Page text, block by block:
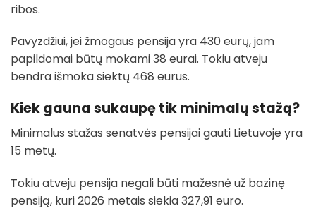
ribos.
Pavyzdžiui, jei žmogaus pensija yra 430 eurų, jam
papildomai būtų mokami 38 eurai. Tokiu atveju
bendra išmoka siektų 468 eurus.
Kiek gauna sukaupę tik minimalų stažą?
Minimalus stažas senatvės pensijai gauti Lietuvoje yra
15 metų.
Tokiu atveju pensija negali būti mažesnė už bazinę
pensiją, kuri 2026 metais siekia 327,91 euro.